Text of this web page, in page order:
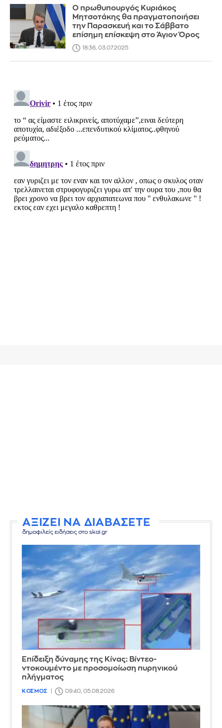
Ο πρωθυπουργός Κυριάκος
Μητσοτάκης θα πραγματοποιήσει
την Παρασκευή και το Σάββατο
επίσημη επίσκεψη στο Άγιον Όρος
18:36, 03.07.2025
ΑΞΙΖΕΙ ΝΑ ΔΙΑΒΑΣΕΤΕ
δημοφιλείς ειδήσεις στο skai.gr
Επίδειξη δύναμης της Κίνας: Βίντεο-
ντοκουμέντο με προσομοίωση πυρηνικού
πλήγματος
ΚΟΣΜΟΣ 09:40, 05.08.2026